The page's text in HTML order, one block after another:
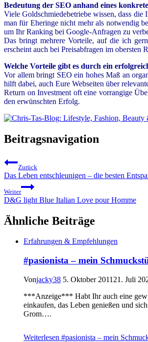
Bedeutung der SEO anhand eines
Viele Goldschmiedebetriebe wissen, dass
man für Eheringe nicht mehr als notwendig
um Ihr Ranking bei Google-Anfragen zu
Das bringt mehrere Vorteile, auf die ich
erscheint auch bei Preisabfragen im
Welche Vorteile gibt es durch ein
Vor allem bringt SEO ein hohes Maß an
hilft dabei, auch Eure Webseiten über
Return on Investment oft eine vorrangige
den erwünschten Erfolg.
Beitragsnavigation
Zurück
Das Leben entschleunigen – die besten
Weiter
D&G light Blue Italian Love pour Homme
Ähnliche Beiträge
Erfahrungen & Empfehlungen
#pasionista – mein
Vonjacky38 5. Oktober 2011 21. Juli
***Anzeige*** Habt Ihr auch eine
einkaufen, das Leben genießen und
Grom….
Weiterlesen #pasionista – mein